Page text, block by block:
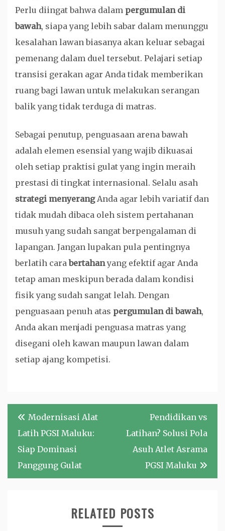
Perlu diingat bahwa dalam pergumulan di
bawah, siapa yang lebih sabar dalam menunggu
kesalahan lawan biasanya akan keluar sebagai
pemenang dalam duel tersebut. Pelajari setiap
transisi gerakan agar Anda tidak memberikan
ruang bagi lawan untuk melakukan serangan
balik yang tidak terduga di matras.
Sebagai penutup, penguasaan arena bawah
adalah elemen esensial yang wajib dikuasai
oleh setiap praktisi gulat yang ingin meraih
prestasi di tingkat internasional. Selalu asah
strategi menyerangAnda agar lebih variatif dan
tidak mudah dibaca oleh sistem pertahanan
musuh yang sudah sangat berpengalaman di
lapangan. Jangan lupakan pula pentingnya
berlatih carabertahanyang efektif agar Anda
tetap aman meskipun berada dalam kondisi
fisik yang sudah sangat lelah. Dengan
penguasaan penuh atas pergumulan di bawah,
Anda akan menjadi penguasa matras yang
disegani oleh kawan maupun lawan dalam
setiap ajang kompetisi.
Navigasi
pos
Modernisasi Alat
Latih PGSI Maluku:
Siap Dominasi
Panggung Gulat
Pendidikan vs
Latihan? Solusi Pola
Asuh Atlet Asrama
PGSI Maluku
RELATED POSTS